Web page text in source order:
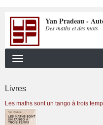
contenu
principal
Yan Pradeau -
Des maths et des mots
Livres
Les maths sont un tango à trois